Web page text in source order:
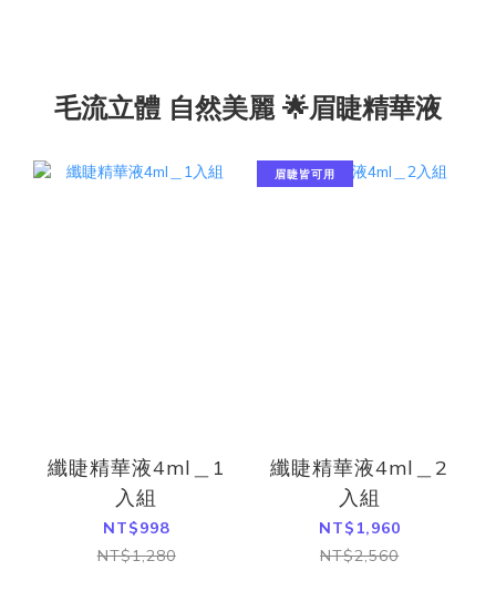
毛流立體 自然美麗 🌟眉睫精華液
纖睫精華液4ml＿1
入組
NT$998
NT$1,280
眉睫皆可用
纖睫精華液4ml＿2
入組
NT$1,960
NT$2,560